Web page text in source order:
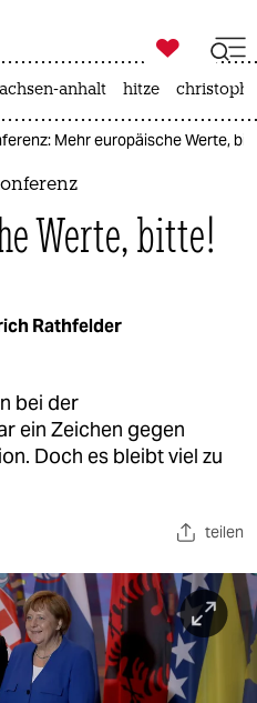
ich

taz zahl ich
anhalt hitze
Mehr europäische Werte,
Werte, bitte!
Rathfelder
bei der
ein Zeichen gegen
Doch es bleibt viel zu
teilen